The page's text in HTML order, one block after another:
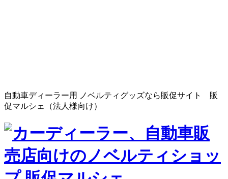
自動車ディーラー用 ノベルティグッズなら販促サイト 販
促マルシェ（法人様向け）